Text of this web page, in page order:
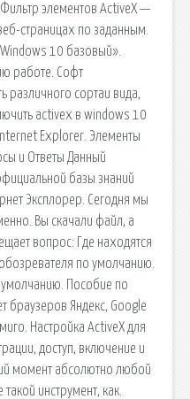
Фильтр элементов ActiveX —
страницах по заданным.
10 базовый».
работе. Софт
различного сортаи вида,
activex в windows 10
Explorer. Элементы
и Ответы Данный
базы знаний
Эксплорер. Сегодня мы
Вы скачали файл, а
вопрос: Где находятся
по умолчанию.
Пособие по
браузеров Яндекс, Google
Настройка ActiveX для
доступ, включение и
момент абсолютно любой
инструмент, как.